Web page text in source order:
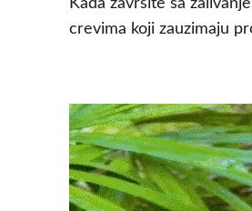
Kada završite sa
crevima koji zauzimaju